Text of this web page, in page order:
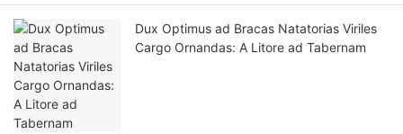
Dux Optimus ad Bracas Natatorias Viriles
Cargo Ornandas: A Litore ad Tabernam